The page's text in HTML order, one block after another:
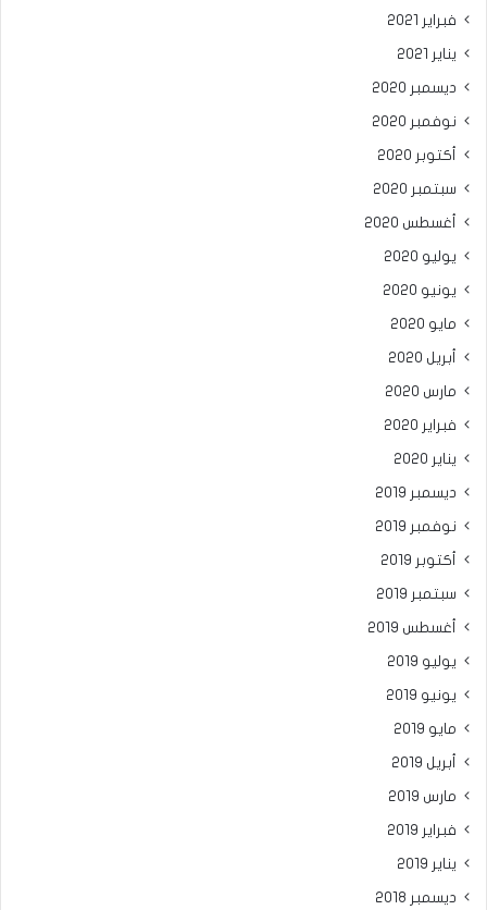
فبراير 2021
يناير 2021
ديسمبر 2020
نوفمبر 2020
أكتوبر 2020
سبتمبر 2020
أغسطس 2020
يوليو 2020
يونيو 2020
مايو 2020
أبريل 2020
مارس 2020
فبراير 2020
يناير 2020
ديسمبر 2019
نوفمبر 2019
أكتوبر 2019
سبتمبر 2019
أغسطس 2019
يوليو 2019
يونيو 2019
مايو 2019
أبريل 2019
مارس 2019
فبراير 2019
يناير 2019
ديسمبر 2018